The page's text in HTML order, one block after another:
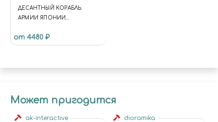
ДЕСАНТНЫЙ КОРАБЛЬ
АРМИИ ЯПОНИИ
от 4480 ₽
Может пригодится
ak-interactive dioramika